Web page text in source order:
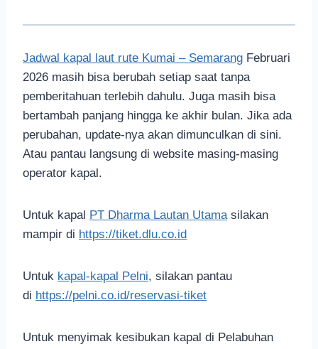
Jadwal kapal laut rute Kumai – Semarang Februari
2026 masih bisa berubah setiap saat tanpa
pemberitahuan terlebih dahulu. Juga masih bisa
bertambah panjang hingga ke akhir bulan. Jika ada
perubahan, update-nya akan dimunculkan di sini.
Atau pantau langsung di website masing-masing
operator kapal.
Untuk kapal PT Dharma Lautan Utamasilakan
mampir di https://tiket.dlu.co.id
Untuk kapal-kapal Pelni, silakan pantau
di https://pelni.co.id/reservasi-tiket
Untuk menyimak kesibukan kapal di Pelabuhan